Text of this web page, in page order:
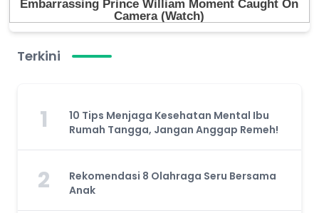
Terkini
1
10 Tips Menjaga Kesehatan Mental Ibu
Rumah Tangga, Jangan Anggap Remeh!
2
Rekomendasi 8 Olahraga Seru Bersama
Anak